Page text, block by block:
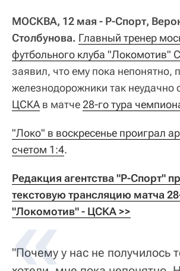
МОСКВА, 12 мая - Р-Спорт,
Столбунова. Главный тренер
футбольного клуба "Локомотив"
заявил, что ему пока непонятно,
железнодорожники так неудачно
ЦСКА в матче 28-го тура
"Локо" в воскресенье проиграл
счетом 1:4.
Редакция агентства "Р-Спорт"
текстовую трансляцию матча
"Локомотив" - ЦСКА >>
"Почему у нас не получилось